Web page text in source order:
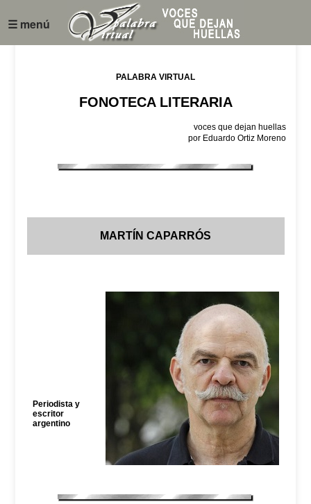
☰ menú
PALABRA VIRTUAL
FONOTECA LITERARIA
voces que dejan huellas
por Eduardo Ortiz Moreno
MARTÍN CAPARRÓS
Periodista y
escritor
argentino